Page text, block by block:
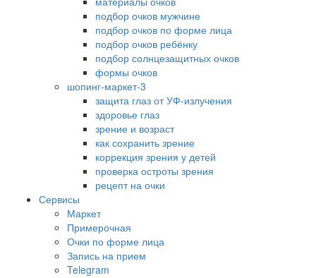
подбор очков мужчине
подбор очков по форме лица
подбор очков ребёнку
подбор солнцезащитных очков
формы очков
шопинг-маркет-3
защита глаз от УФ-излучения
здоровье глаз
зрение и возраст
как сохранить зрение
коррекция зрения у детей
проверка остроты зрения
рецепт на очки
Сервисы
Маркет
Примерочная
Очки по форме лица
Запись на прием
Telegram